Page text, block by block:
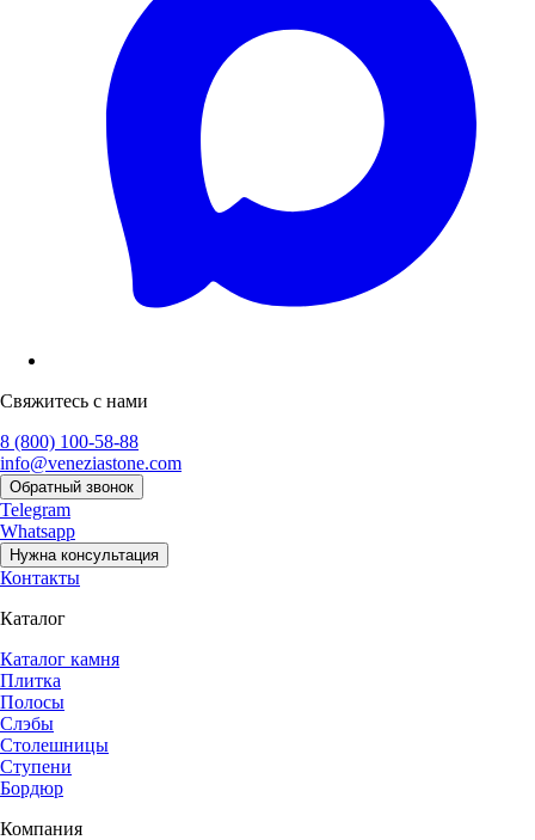
Свяжитесь с нами
8 (800) 100-58-88
info@veneziastone.com
Обратный звонок
Telegram
Whatsapp
Нужна консультация
Контакты
Каталог
Каталог камня
Плитка
Полосы
Слэбы
Столешницы
Ступени
Бордюр
Компания